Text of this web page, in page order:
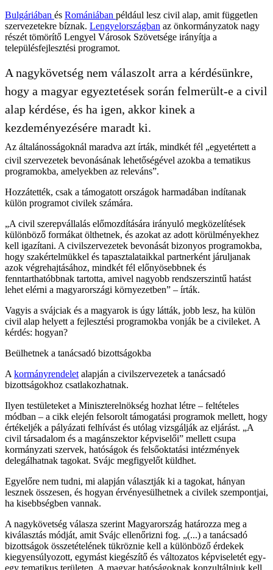
Bulgáriában és Romániában például lesz civil alap, amit független
szervezetekre bíznak. Lengyelországban az önkormányzatok nagy
részét tömörítő Lengyel Városok Szövetsége irányítja a
településfejlesztési programot.
A nagykövetség nem válaszolt arra a kérdésünkre,
hogy a magyar egyeztetések során felmerült-e a civil
alap kérdése, és ha igen, akkor kinek a
kezdeményezésére maradt ki.
Az általánosságoknál maradva azt írták, mindkét fél „egyetértett a
civil szervezetek bevonásának lehetőségével azokba a tematikus
programokba, amelyekben az releváns”.
Hozzátették, csak a támogatott országok harmadában indítanak
külön programot civilek számára.
„A civil szerepvállalás előmozdítására irányuló megközelítések
különböző formákat ölthetnek, és azokat az adott körülményekhez
kell igazítani. A civilszervezetek bevonását bizonyos programokba,
hogy szakértelmükkel és tapasztalataikkal partnerként járuljanak
azok végrehajtásához, mindkét fél előnyösebbnek és
fenntarthatóbbnak tartotta, amivel nagyobb rendszerszintű hatást
lehet elérni a magyarországi környezetben” – írták.
Vagyis a svájciak és a magyarok is úgy látták, jobb lesz, ha külön
civil alap helyett a fejlesztési programokba vonják be a civileket. A
kérdés: hogyan?
Beülhetnek a tanácsadó bizottságokba
A kormányrendelet alapján a civilszervezetek a tanácsadó
bizottságokhoz csatlakozhatnak.
Ilyen testületeket a Miniszterelnökség hozhat létre – feltételes
módban – a cikk elején felsorolt támogatási programok mellett, hogy
értékeljék a pályázati felhívást és utólag vizsgálják az eljárást. „A
civil társadalom és a magánszektor képviselői” mellett csupa
kormányzati szervek, hatóságok és felsőoktatási intézmények
delegálhatnak tagokat. Svájc megfigyelőt küldhet.
Egyelőre nem tudni, mi alapján választják ki a tagokat, hányan
lesznek összesen, és hogyan érvényesülhetnek a civilek szempontjai,
ha kisebbségben vannak.
A nagykövetség válasza szerint Magyarország határozza meg a
kiválasztás módját, amit Svájc ellenőrizni fog. „(...) a tanácsadó
bizottságok összetételének tükröznie kell a különböző érdekek
kiegyensúlyozott, egymást kiegészítő és változatos képviseletét egy-
egy tematikus területen. A magyar hatóságoknak konzultálniuk kell